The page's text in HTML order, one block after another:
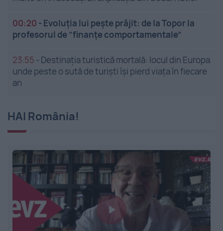
00:20 - Evoluția lui pește prăjit: de la Topor la
profesorul de ”finanțe comportamentale”
23:55 - Destinația turistică mortală: locul din Europa
unde peste o sută de turiști își pierd viața în fiecare
an
HAI România!